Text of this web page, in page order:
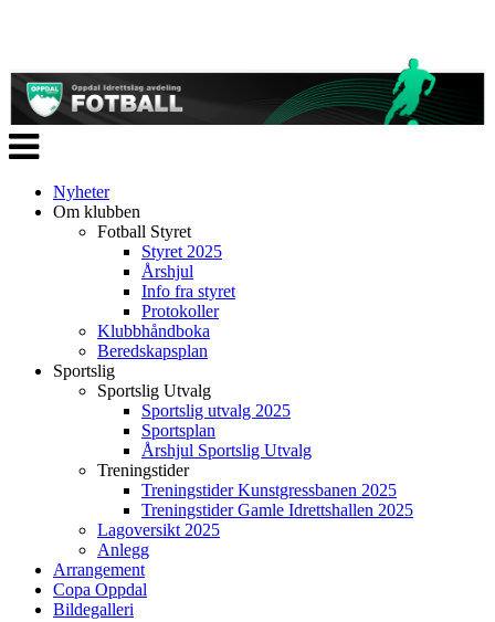
Veksle
navigasjon
Nyheter
Om klubben
Fotball Styret
Styret 2025
Årshjul
Info fra styret
Protokoller
Klubbhåndboka
Beredskapsplan
Sportslig
Sportslig Utvalg
Sportslig utvalg 2025
Sportsplan
Årshjul Sportslig Utvalg
Treningstider
Treningstider Kunstgressbanen 2025
Treningstider Gamle Idrettshallen 2025
Lagoversikt 2025
Anlegg
Arrangement
Copa Oppdal
Bildegalleri